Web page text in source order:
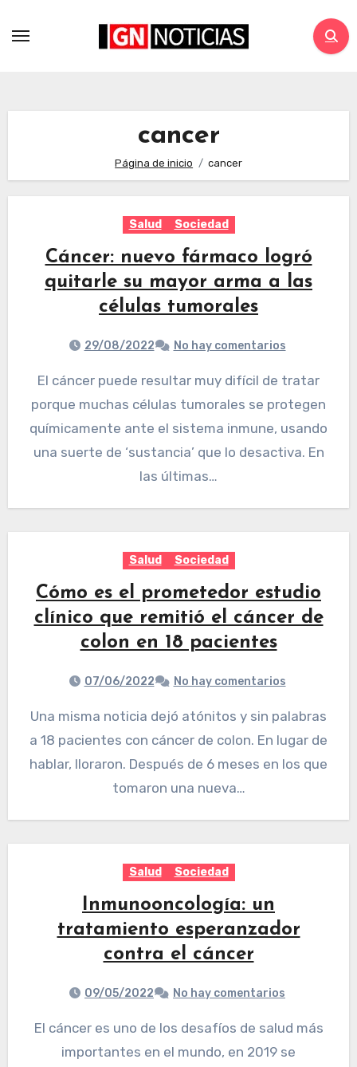
cancer
Página de inicio cancer
Salud Sociedad
Cáncer: nuevo fármaco logró
quitarle su mayor arma a las
células tumorales
29/08/2022 No hay comentarios
El cáncer puede resultar muy difícil de tratar
porque muchas células tumorales se protegen
químicamente ante el sistema inmune, usando
una suerte de ‘sustancia’ que lo desactiva. En
las últimas…
Salud Sociedad
Cómo es el prometedor estudio
clínico que remitió el cáncer de
colon en 18 pacientes
07/06/2022 No hay comentarios
Una misma noticia dejó atónitos y sin palabras
a 18 pacientes con cáncer de colon. En lugar de
hablar, lloraron. Después de 6 meses en los que
tomaron una nueva…
Salud Sociedad
Inmunooncología: un
tratamiento esperanzador
contra el cáncer
09/05/2022 No hay comentarios
El cáncer es uno de los desafíos de salud más
importantes en el mundo, en 2019 se